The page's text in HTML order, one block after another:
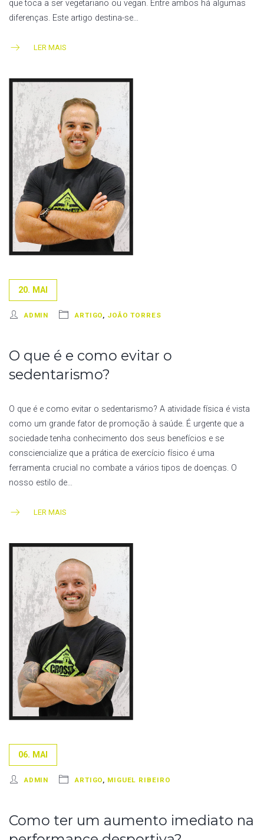
que toca a ser vegetariano ou vegan. Entre ambos há algumas
diferenças. Este artigo destina-se…
LER MAIS
20. MAI
ADMIN ARTIGO, JOÃO TORRES
O que é e como evitar o
sedentarismo?
O que é e como evitar o sedentarismo? A atividade física é vista
como um grande fator de promoção à saúde. É urgente que a
sociedade tenha conhecimento dos seus benefícios e se
consciencialize que a prática de exercício físico é uma
ferramenta crucial no combate a vários tipos de doenças. O
nosso estilo de…
LER MAIS
06. MAI
ADMIN ARTIGO, MIGUEL RIBEIRO
Como ter um aumento imediato na